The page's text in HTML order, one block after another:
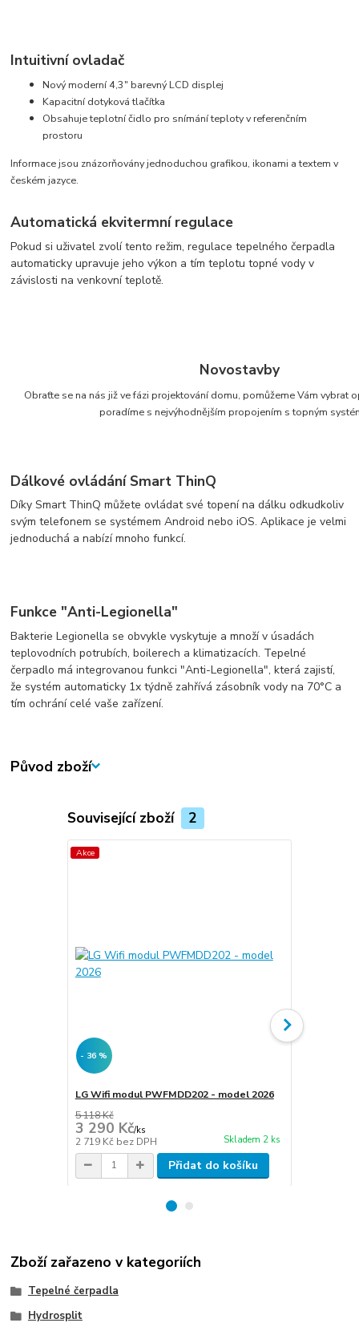
Intuitivní ovladač
Nový moderní 4,3" barevný LCD displej
Kapacitní dotyková tlačítka
Obsahuje teplotní čidlo pro snímání teploty v referenčním
prostoru
Informace jsou znázorňovány jednoduchou grafikou, ikonami a textem v
českém jazyce.
Automatická ekvitermní regulace
Pokud si uživatel zvolí tento režim, regulace tepelného čerpadla
automaticky upravuje jeho výkon a tím teplotu topné vody v
závislosti na venkovní teplotě.
Novostavby
Obraťte se na nás již ve fázi projektování domu, pomůžeme Vám vybrat
poradíme s nejvýhodnějším propojením s topným
Dálkové ovládání Smart ThinQ
Díky Smart ThinQ můžete ovládat své topení na dálku odkudkoliv
svým telefonem se systémem Android nebo iOS. Aplikace je velmi
jednoduchá a nabízí mnoho funkcí.
Funkce "Anti-Legionella"
Bakterie Legionella se obvykle vyskytuje a množí v úsadách
teplovodních potrubích, boilerech a klimatizacích. Tepelné
čerpadlo má integrovanou funkci "Anti-Legionella", která zajistí,
že systém automaticky 1x týdně zahřívá zásobník vody na 70°C a
tím ochrání celé vaše zařízení.
Původ zboží
Související zboží 2
Akce
- 36 %
LG Wifi modul PWFMDD202 - model 2026
5 118 Kč
3 290 Kč/ks
2 719 Kč bez DPH Skladem 2 ks
Přidat do košíku
Zboží zařazeno v kategoriích
Tepelné čerpadla
Hydrosplit